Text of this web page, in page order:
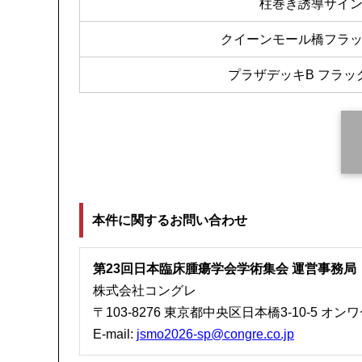
柱巻き誘導サイン
クイーンモール橋フラ
プラザデッキB フラッ
本件に関するお問い合わせ
第23回日本臨床腫瘍学会学術集会 運営事務局
株式会社コングレ
〒103-8276 東京都中央区日本橋3-10-5 オン
E-mail: jsmo2026-sp@congre.co.jp